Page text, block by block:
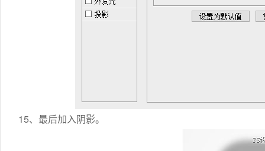
15、最后加入阴影。